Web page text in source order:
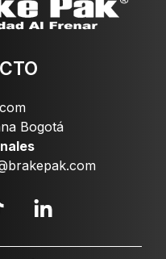
Bogotá